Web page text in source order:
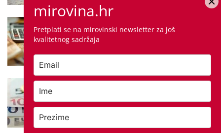
Važna brojka za kategoriju štednje
u drugom stupu
Negativna promjena u drugom
fondova otišli u minus
mirovina.hr
Pretplati se na mirovinski newsletter za još
kvalitetnog sadržaja